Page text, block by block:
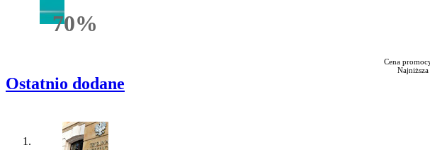
70%Rabatu
Cena
Ostatnio dodane